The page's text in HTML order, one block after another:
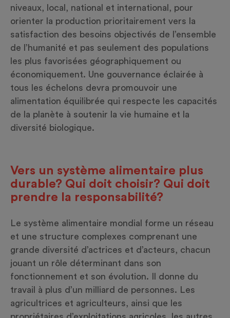
niveaux, local, national et international, pour
orienter la production prioritairement vers la
satisfaction des besoins objectivés de l’ensemble
de l’humanité et pas seulement des populations
les plus favorisées géographiquement ou
économiquement. Une gouvernance éclairée à
tous les échelons devra promouvoir une
alimentation équilibrée qui respecte les capacités
de la planète à soutenir la vie humaine et la
diversité biologique.
Vers un système alimentaire plus
durable? Qui doit choisir? Qui doit
prendre la responsabilité?
Le système alimentaire mondial forme un réseau
et une structure complexes comprenant une
grande diversité d’actrices et d’acteurs, chacun
jouant un rôle déterminant dans son
fonctionnement et son évolution. Il donne du
travail à plus d’un milliard de personnes. Les
agricultrices et agriculteurs, ainsi que les